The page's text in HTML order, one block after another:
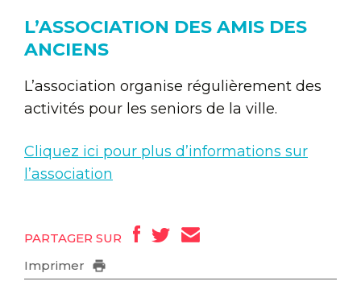
L’ASSOCIATION DES AMIS DES
ANCIENS
L’association organise régulièrement des
activités pour les seniors de la ville.
Cliquez ici pour plus d’informations sur
l’association
PARTAGER SUR
Imprimer